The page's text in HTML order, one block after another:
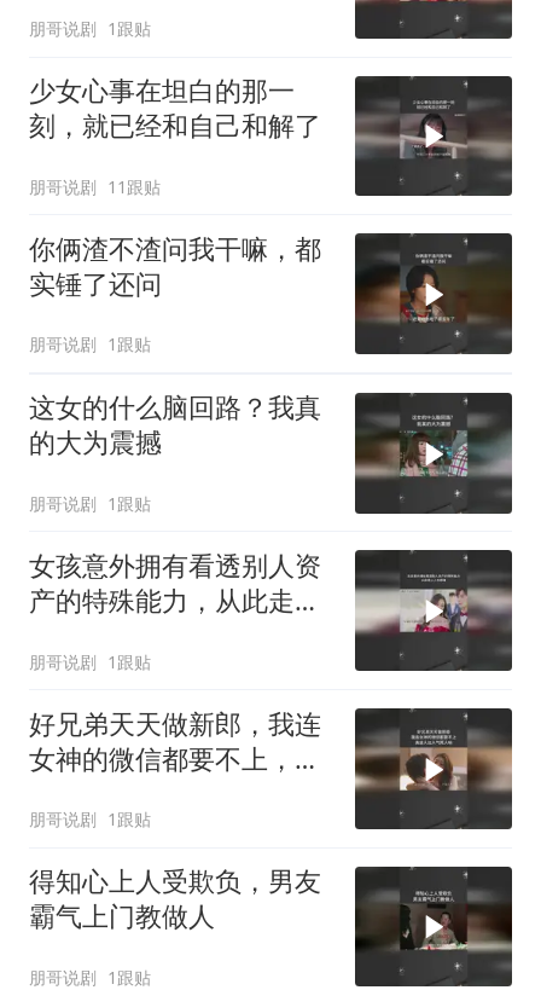
朋哥说剧 1跟贴
少女心事在坦白的那一
刻，就已经和自己和解了
朋哥说剧 11跟贴
你俩渣不渣问我干嘛，都
实锤了还问
朋哥说剧 1跟贴
这女的什么脑回路？我真
的大为震撼
朋哥说剧 1跟贴
女孩意外拥有看透别人资
产的特殊能力，从此走上
朋哥说剧 1跟贴
好兄弟天天做新郎，我连
女神的微信都要不上，真
朋哥说剧 1跟贴
得知心上人受欺负，男友
霸气上门教做人
朋哥说剧 1跟贴